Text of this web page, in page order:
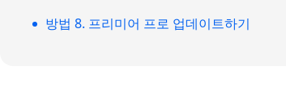
방법 8. 프리미어 프로 업데이트하기